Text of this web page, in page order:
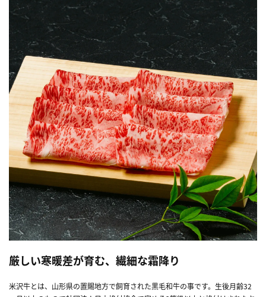
厳しい寒暖差が育む、繊細な霜降り
米沢牛とは、山形県の置賜地方で飼育された黒毛和牛の事です。生後月齢32